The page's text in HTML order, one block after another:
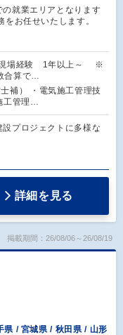
就業エリアとなります
お任せいたします。
場経験 1年以上～ ※
合算で…
補） ・電気施工管理技
工管理…
プロジェクトに多様な
詳細を見る
掲載期間：26/08/06～26/08/19
県 / 宮城県 / 秋田県 / 山形